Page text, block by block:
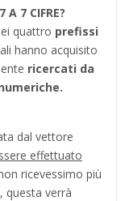
A 7 CIFRE?
quattro prefissi
hanno acquisito
ricercati da
dal vettore
effettuato
ricevessimo più
questa verrà